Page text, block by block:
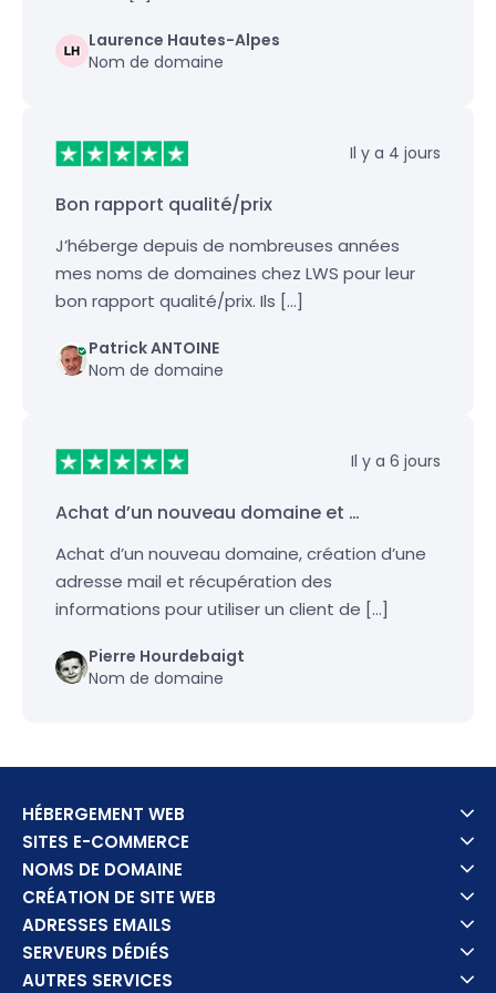
Laurence Hautes-Alpes
Nom de domaine
Il y a 4 jours
Bon rapport qualité/prix
J’héberge depuis de nombreuses années
mes noms de domaines chez LWS pour leur
bon rapport qualité/prix. Ils […]
Patrick ANTOINE
Nom de domaine
Il y a 6 jours
Achat d’un nouveau domaine et …
Achat d’un nouveau domaine, création d’une
adresse mail et récupération des
informations pour utiliser un client de […]
Pierre Hourdebaigt
Nom de domaine
HÉBERGEMENT WEB
SITES E-COMMERCE
NOMS DE DOMAINE
CRÉATION DE SITE WEB
ADRESSES EMAILS
SERVEURS DÉDIÉS
AUTRES SERVICES